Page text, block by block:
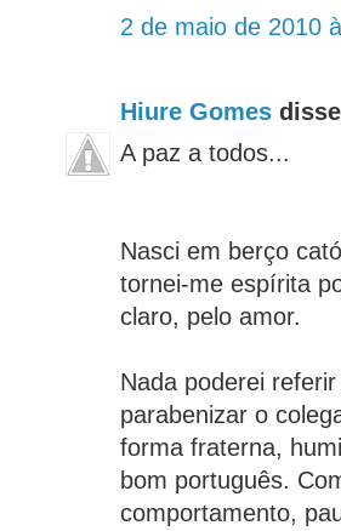
2 de maio de 2010
Hiure Gomes
A paz a todos...
Nasci em berço
tornei-me espírita
claro, pelo amor.
Nada poderei
parabenizar o
forma fraterna,
bom português.
comportamento,